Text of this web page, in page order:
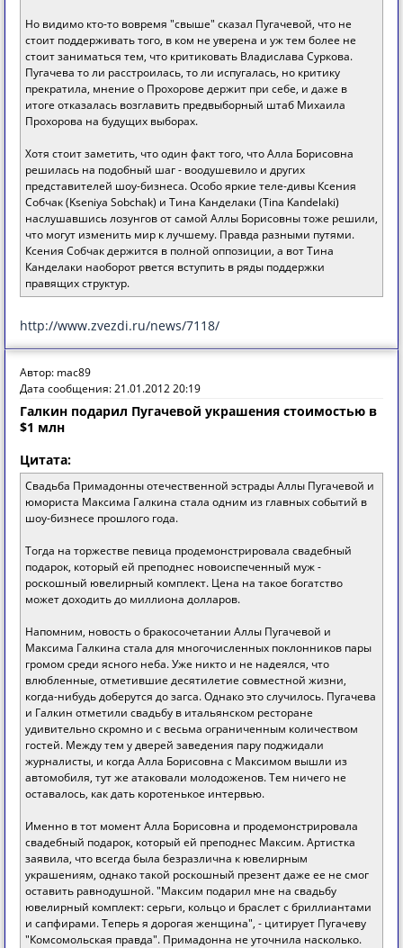
Но видимо кто-то вовремя "свыше" сказал Пугачевой, что не
стоит поддерживать того, в ком не уверена и уж тем более не
стоит заниматься тем, что критиковать Владислава Суркова.
Пугачева то ли расстроилась, то ли испугалась, но критику
прекратила, мнение о Прохорове держит при себе, и даже в
итоге отказалась возглавить предвыборный штаб Михаила
Прохорова на будущих выборах.
Хотя стоит заметить, что один факт того, что Алла Борисовна
решилась на подобный шаг - воодушевило и других
представителей шоу-бизнеса. Особо яркие теле-дивы Ксения
Собчак (Kseniya Sobchak) и Тина Канделаки (Tina Kandelaki)
наслушавшись лозунгов от самой Аллы Борисовны тоже решили,
что могут изменить мир к лучшему. Правда разными путями.
Ксения Собчак держится в полной оппозиции, а вот Тина
Канделаки наоборот рвется вступить в ряды поддержки
правящих структур.
http://www.zvezdi.ru/news/7118/
Автор: mac89
Дата сообщения: 21.01.2012 20:19
Галкин подарил Пугачевой украшения стоимостью в
$1 млн
Цитата:
Свадьба Примадонны отечественной эстрады Аллы Пугачевой и
юмориста Максима Галкина стала одним из главных событий в
шоу-бизнесе прошлого года.
Тогда на торжестве певица продемонстрировала свадебный
подарок, который ей преподнес новоиспеченный муж -
роскошный ювелирный комплект. Цена на такое богатство
может доходить до миллиона долларов.
Напомним, новость о бракосочетании Аллы Пугачевой и
Максима Галкина стала для многочисленных поклонников пары
громом среди ясного неба. Уже никто и не надеялся, что
влюбленные, отметившие десятилетие совместной жизни,
когда-нибудь доберутся до загса. Однако это случилось. Пугачева
и Галкин отметили свадьбу в итальянском ресторане
удивительно скромно и с весьма ограниченным количеством
гостей. Между тем у дверей заведения пару поджидали
журналисты, и когда Алла Борисовна с Максимом вышли из
автомобиля, тут же атаковали молодоженов. Тем ничего не
оставалось, как дать коротенькое интервью.
Именно в тот момент Алла Борисовна и продемонстрировала
свадебный подарок, который ей преподнес Максим. Артистка
заявила, что всегда была безразлична к ювелирным
украшениям, однако такой роскошный презент даже ее не смог
оставить равнодушной. "Максим подарил мне на свадьбу
ювелирный комплект: серьги, кольцо и браслет с бриллиантами
и сапфирами. Теперь я дорогая женщина", - цитирует Пугачеву
"Комсомольская правда". Примадонна не уточнила насколько.